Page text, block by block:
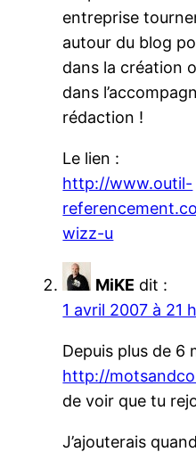
entreprise
autour du blog
dans la création
dans
rédaction !
Le lien :
http://www.outil-
wizz-u
MiKE dit :
1 avril 2007 à 21
Depuis plus de 6
http://
de voir que tu
J’ajouterais